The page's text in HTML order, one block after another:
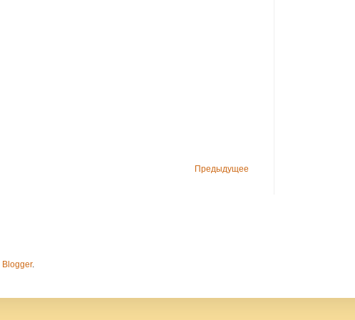
Предыдущее
Blogger.